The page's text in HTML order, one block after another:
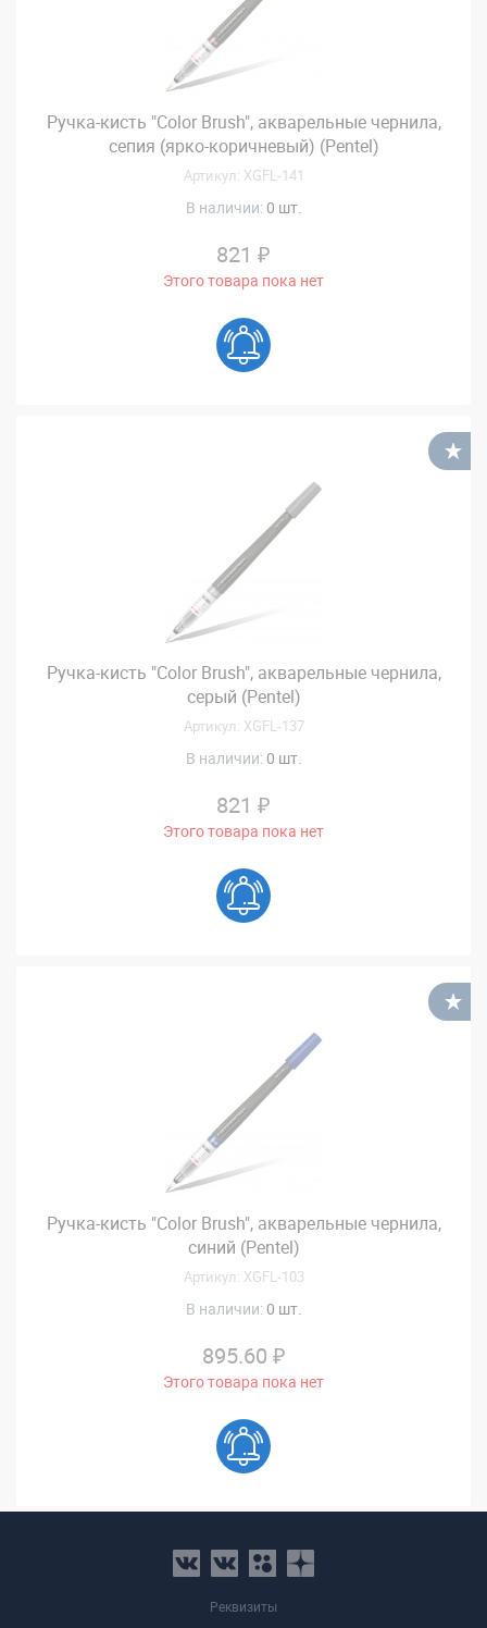
Ручка-кисть "Color Brush", акварельные чернила,
сепия (ярко-коричневый) (Pentel)
Артикул: XGFL-141
В наличии: 0 шт.
821 ₽
Этого товара пока нет
Ручка-кисть "Color Brush", акварельные чернила,
серый (Pentel)
Артикул: XGFL-137
В наличии: 0 шт.
821 ₽
Этого товара пока нет
Ручка-кисть "Color Brush", акварельные чернила,
синий (Pentel)
Артикул: XGFL-103
В наличии: 0 шт.
895.60 ₽
Этого товара пока нет
Реквизиты